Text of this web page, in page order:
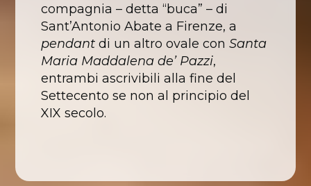
compagnia – detta “buca” – di
Sant’Antonio Abate a Firenze, a
pendantdi un altro ovale con Santa
Maria Maddalena de’ Pazzi,
entrambi ascrivibili alla fine del
Settecento se non al principio del
XIX secolo.